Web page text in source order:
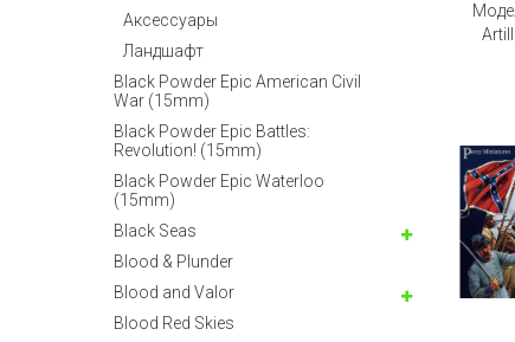
Аксессуары
Ландшафт
Black Powder Epic American Civil
War (15mm)
Black Powder Epic Battles:
Revolution! (15mm)
Black Powder Epic Waterloo
(15mm)
Black Seas
Blood & Plunder
Blood and Valor
Blood Red Skies